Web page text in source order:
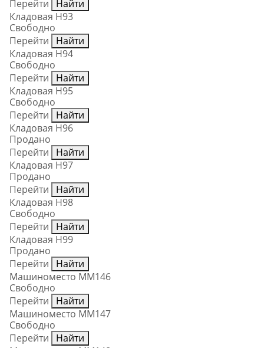
Перейти
Найти
Кладовая Н93
Свободно
Перейти
Найти
Кладовая Н94
Свободно
Перейти
Найти
Кладовая Н95
Свободно
Перейти
Найти
Кладовая Н96
Продано
Перейти
Найти
Кладовая Н97
Продано
Перейти
Найти
Кладовая Н98
Свободно
Перейти
Найти
Кладовая Н99
Продано
Перейти
Найти
Машиноместо ММ146
Свободно
Перейти
Найти
Машиноместо ММ147
Свободно
Перейти
Найти